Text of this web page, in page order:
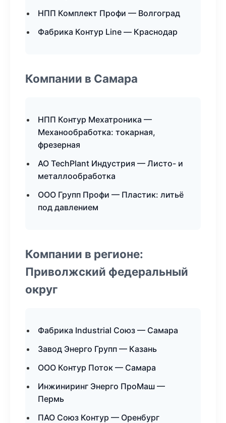
НПП Комплект Профи — Волгоград
Фабрика Контур Line — Краснодар
Компании в Самара
НПП Контур Мехатроника —
Механообработка: токарная,
фрезерная
АО TechPlant Индустрия — Листо- и
металлообработка
ООО Групп Профи — Пластик: литьё
под давлением
Компании в регионе:
Приволжский федеральный
округ
Фабрика Industrial Союз — Самара
Завод Энерго Групп — Казань
ООО Контур Поток — Самара
Инжиниринг Энерго ПроМаш —
Пермь
ПАО Союз Контур — Оренбург